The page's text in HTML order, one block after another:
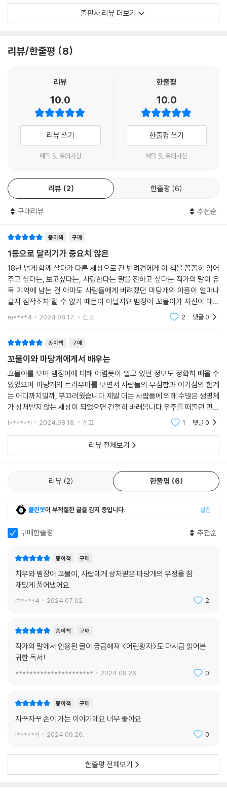
다. 세 친구는 달리기 연습을 통해 각자의 고민과 아픔을 스스로 극복해 나
가고 성장하는 모습을 보여 줍니다. 『달리기 1등 대작전』은 스스로 성장하
출판사 리뷰 더보기
리뷰/한줄평 8
리뷰
10.0
리뷰 쓰기
혜택 및 유의사항
한줄평
10.0
한줄평 쓰기
혜택 및 유의사항
리뷰 2 한줄평 6
구매리뷰 추천순
종이책 구매
1등으로 달리기가 중요치 않은
18년 넘게 함께 살다가 다른 세상으로 간 반려견에게 이 책을 꼼꼼히 읽어
주고 싶다는, 보고싶다는, 사랑한다는 말을 전하고 싶다는 작가의 말이 유
독 기억에 남는 건 아마도 사람들에게 버려졌던 마당개의 아픔이 얼마나
클지 짐작조차 할 수 없기 때문이 아닐지요.뱀장어 꼬물이가 자신이 태어
났던 태평양의 마리아나 해구에 가지 못하는 이유 또한 사람들이 함부로
m****4 2024.08.17. 신고 2 댓글0
종이책 구매
꼬물이와 마당개에게서 배우는
꼬물이를 보며 뱀장어에 대해 어렴풋이 알고 있던 정보도 정확히 배울 수
있었으며 마당개의 트라우마를 보면서 사람들의 무심함과 이기심의 한계
는 어디까지일까, 부끄러웠습니다.제발 더는 사람들에 의해 수많은 생명체
가 상처받지 않는 세상이 되었으면 간절히 바래봅니다.우주를 떠돌던 먼지
군단이 서울을 점령해 막을 쳐놓은 바람에 치우 제가 사실은 1등으로 달리
l******i 2024.08.18. 신고 1 댓글0
리뷰 전체보기
리뷰 2 한줄평 6
클린봇이 부적절한 글을 감지 중입니다. 설정
구매한줄평 추천순
종이책 구매
치우와 뱀장어 꼬물이, 사람에게 상처받은 마당개의 우정을 참
재밌게 풀어냈어요.
m****4 2024.07.02. 2
종이책 구매
작가의 말에서 인용된 글이 궁금해져 <어린왕자>도 다시금 읽어본
귀한 독서!
********************** 2024.09.26. 0
종이책 구매
자꾸자꾸 손이 가는 이야기에요 너무 좋아요
l******i 2024.09.26. 0
한줄평 전체보기